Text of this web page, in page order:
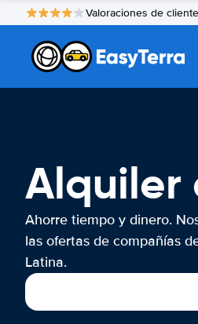
Valoraciones de
Alquiler
Ahorre tiempo y dinero.
las ofertas de compañías
Latina.